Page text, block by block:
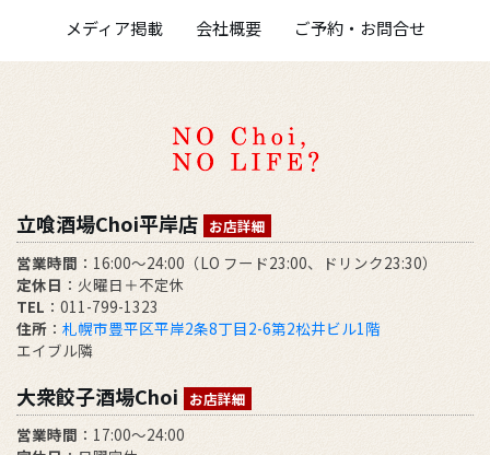
メディア掲載
会社概要 ご予約・お問合せ
立喰酒場Choi平岸店 お店詳細
営業時間 ：16:00～24:00（LO フード23:00、ドリンク23:30）
定休日 ：火曜日＋不定休
TEL ：011-799-1323
住所 ： 札幌市豊平区平岸2条8丁目2-6第2松井ビル1階
エイブル隣
大衆餃子酒場Choi お店詳細
営業時間 ：17:00～24:00